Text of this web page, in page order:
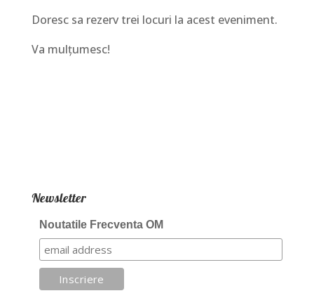
Doresc sa rezerv trei locuri la acest eveniment.
Va mulțumesc!
Newsletter
Noutatile Frecventa OM